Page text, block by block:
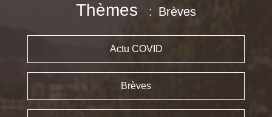
Thèmes Brèves
Actu COVID
Brèves